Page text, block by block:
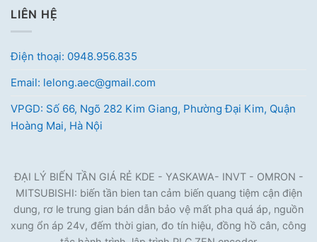
LIÊN HỆ
Điện thoại: 0948.956.835
Email: lelong.aec@gmail.com
VPGD: Số 66, Ngõ 282 Kim Giang, Phường Đại Kim, Quận
Hoàng Mai, Hà Nội
ĐẠI LÝ BIẾN TẦN GIÁ RẺ KDE - YASKAWA- INVT - OMRON -
MITSUBISHI: biến tần bien tan cảm biến quang tiệm cận điện
dung, rơ le trung gian bán dẫn bảo vệ mất pha quá áp, nguồn
xung ổn áp 24v, đếm thời gian, đo tín hiệu, đồng hồ cân, công